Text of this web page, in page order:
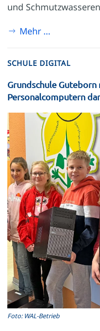
und
Mehr …
SCHULE DIGITAL
Grundschule
Personalcomputern
Foto: WAL-Betrieb